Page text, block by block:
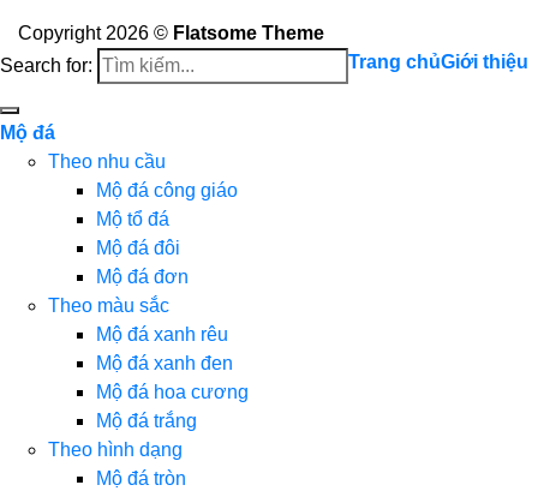
Copyright 2026 © Flatsome Theme
Search for:
Trang chủGiới thiệu
Mộ đá
Theo nhu cầu
Mộ đá công giáo
Mộ tổ đá
Mộ đá đôi
Mộ đá đơn
Theo màu sắc
Mộ đá xanh rêu
Mộ đá xanh đen
Mộ đá hoa cương
Mộ đá trắng
Theo hình dạng
Mộ đá tròn